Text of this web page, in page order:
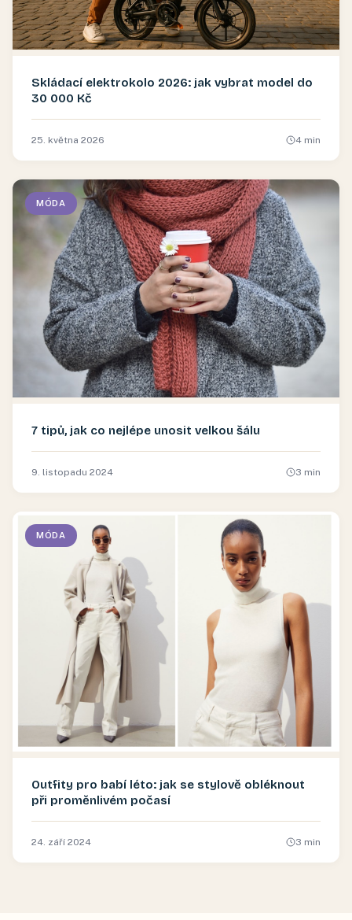
Skládací elektrokolo 2026: jak vybrat model do
30 000 Kč
25. května 2026 4 min
MÓDA
7 tipů, jak co nejlépe unosit velkou šálu
9. listopadu 2024 3 min
MÓDA
Outfity pro babí léto: jak se stylově obléknout
při proměnlivém počasí
24. září 2024 3 min